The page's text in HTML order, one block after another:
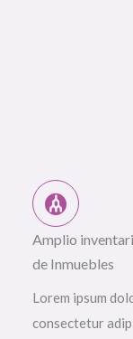
Amplio
de Inmuebles
Lorem ipsum
consectetur